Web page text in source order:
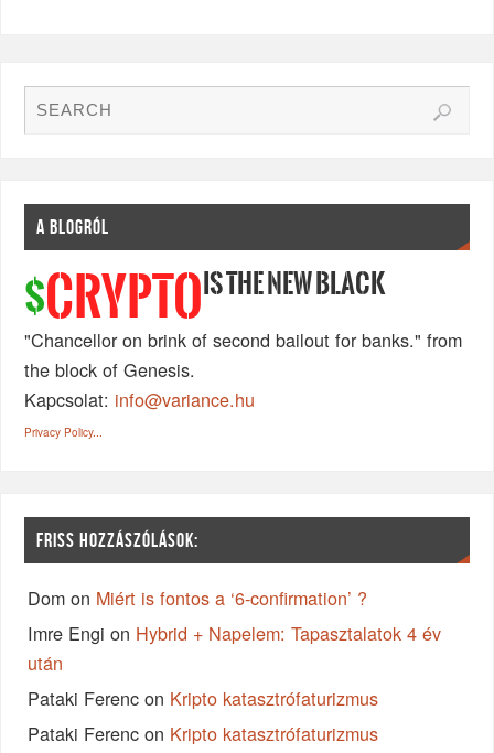
A BLOGRÓL
$CRYPTO IS THE NEW BLACK
"Chancellor on brink of second bailout for banks." from
the block of Genesis.
Kapcsolat: info@variance.hu
Privacy Policy...
FRISS HOZZÁSZÓLÁSOK:
Dom on Miért is fontos a ‘6-confirmation’ ?
Imre Engi on Hybrid + Napelem: Tapasztalatok 4 év
után
Pataki Ferenc on Kripto katasztrófaturizmus
Pataki Ferenc on Kripto katasztrófaturizmus